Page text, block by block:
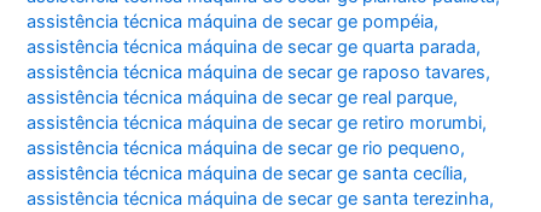
assistência técnica máquina de secar ge pompéia,
assistência técnica máquina de secar ge quarta parada,
assistência técnica máquina de secar ge raposo tavares,
assistência técnica máquina de secar ge real parque,
assistência técnica máquina de secar ge retiro morumbi,
assistência técnica máquina de secar ge rio pequeno,
assistência técnica máquina de secar ge santa cecília,
assistência técnica máquina de secar ge santa terezinha,